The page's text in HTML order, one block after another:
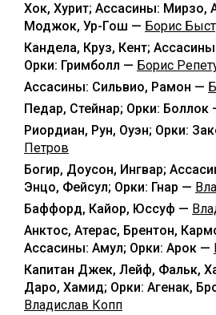
Хок, Хурит; Ассасины: Мирзо,
Моджок, Ур-Гош — Борис
Кандела, Круз, Кент;
Орки: Гримболл — Борис
Ассасины: Сильвио, Рамон —
Педар, Стейнар; Орки: Боллок
Риордиан, Рун, Оуэн; Орки:
Петров
Богир, Доусон, Ингвар;
Энцо, Фейсул; Орки: Гнар —
Баффорд, Кайор, Юссуф —
Анктос, Атерас, Брентон,
Ассасины: Амул; Орки: Арок —
Капитан Джек, Лейф, Фальк,
Даро, Хамид; Орки: Агенак,
Владислав Копп